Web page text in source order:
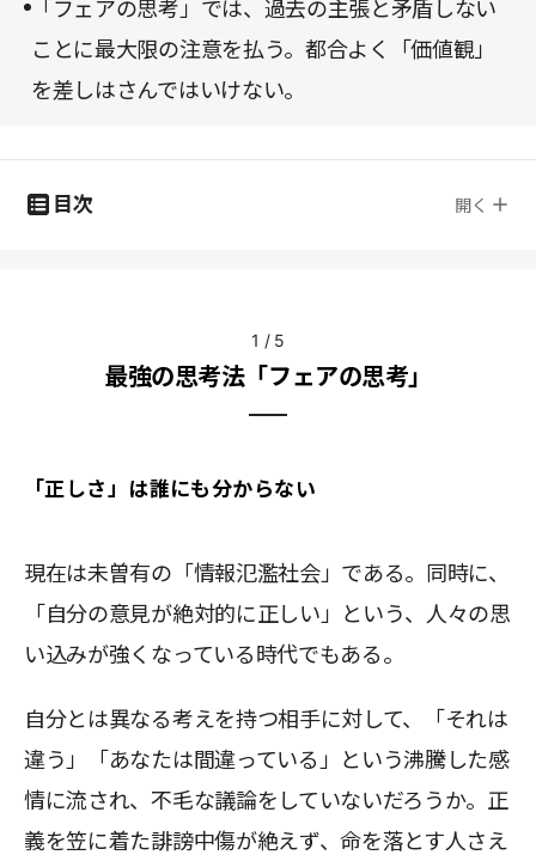
「フェアの思考」では、過去の主張と矛盾しない
ことに最大限の注意を払う。都合よく「価値観」
を差しはさんではいけない。
目次 開く
1 / 5
最強の思考法「フェアの思考」
「正しさ」は誰にも分からない
現在は未曽有の「情報氾濫社会」である。同時に、
「自分の意見が絶対的に正しい」という、人々の思
い込みが強くなっている時代でもある。
自分とは異なる考えを持つ相手に対して、「それは
違う」「あなたは間違っている」という沸騰した感
情に流され、不毛な議論をしていないだろうか。正
義を笠に着た誹謗中傷が絶えず、命を落とす人さえ